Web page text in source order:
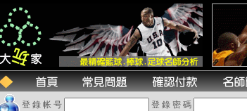
登 錄 帐 号 登 錄 密 碼